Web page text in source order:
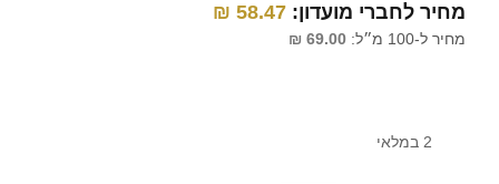
מחיר לחברי מועדון: 58.47
₪
מחיר ל-100 מ״ל: 69.00
₪
2 במלאי